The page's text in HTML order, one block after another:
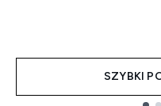
SZYBKI